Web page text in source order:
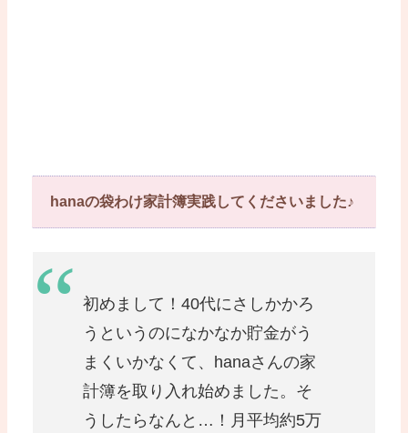
hanaの袋わけ家計簿実践してくださいました♪
初めまして！40代にさしかかろ
うというのになかなか貯金がう
まくいかなくて、hanaさんの家
計簿を取り入れ始めました。そ
うしたらなんと…！月平均約5万